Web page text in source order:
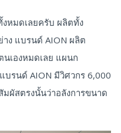
งหมดเลยครับ ผลิตทั้ง
ง แบรนด์ AION ผลิต
เองหมดเลย แผนก
บรนด์ AION มีวิศวกร 6,000
ผัสตรงนั้นว่าอลังการขนาด